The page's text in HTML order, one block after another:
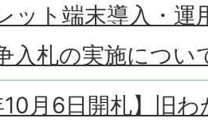
ット端末導入・運
入札の実施につい
10月6日開札】旧